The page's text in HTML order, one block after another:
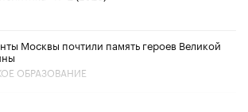
Москвы почтили память героев Великой
ОБРАЗОВАНИЕ